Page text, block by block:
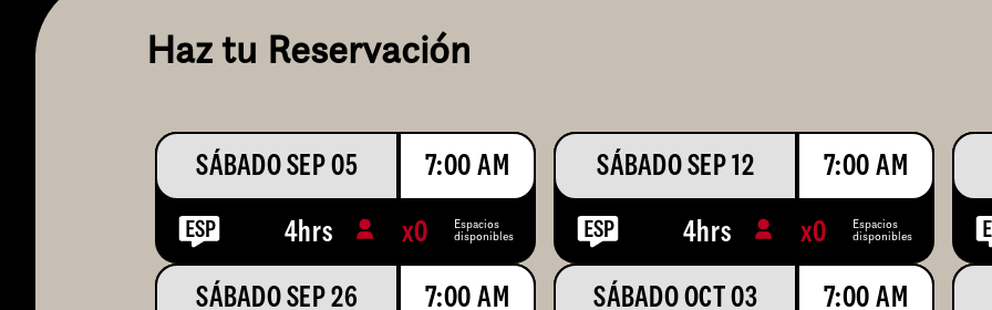
Haz tu Reservación
SÁBADO SEP 05 7:00 AM
4hrs x0 Espacios
disponibles
SÁBADO SEP 12 7:00 AM
4hrs x0 Espacios
disponibles
SÁBADO SEP 26 7:00 AM SÁBADO OCT 03 7:00 AM